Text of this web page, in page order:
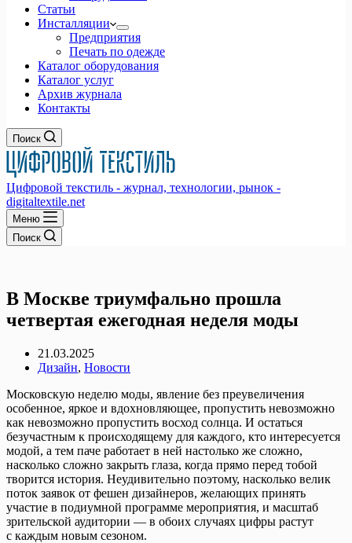
Статьи
Инсталляции
Предприятия
Печать по одежде
Каталог оборудования
Каталог услуг
Архив журнала
Контакты
Поиск
Цифровой текстиль - журнал, технологии, рынок -
digitaltextile.net
Меню
Поиск
В Москве триумфально прошла
четвертая ежегодная неделя моды
21.03.2025
Дизайн, Новости
Московскую неделю моды, явление без преувеличения
особенное, яркое и вдохновляющее, пропустить невозможно
как невозможно пропустить восход солнца. И остаться
безучастным к происходящему для каждого, кто интересуется
модой, а тем паче работает в ней настолько же сложно,
насколько сложно закрыть глаза, когда прямо перед тобой
творится история. Неудивительно поэтому, насколько велик
поток заявок от фешен дизайнеров, желающих принять
участие в подиумной программе мероприятия, и масштаб
зрительской аудитории — в обоих случаях цифры растут
с каждым новым сезоном.